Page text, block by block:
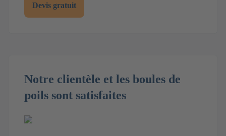
Devis gratuit
Notre clientèle et les boules de
poils sont satisfaites